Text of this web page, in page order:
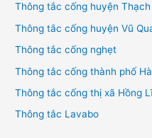
Thông tắc cống huyện Thạch
Thông tắc cống huyện Vũ
Thông tắc cống nghẹt
Thông tắc cống thành phố
Thông tắc cống thị xã Hồng
Thông tắc Lavabo